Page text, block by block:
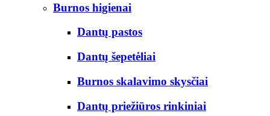
Burnos higienai
Dantų pastos
Dantų šepetėliai
Burnos skalavimo skysčiai
Dantų priežiūros rinkiniai